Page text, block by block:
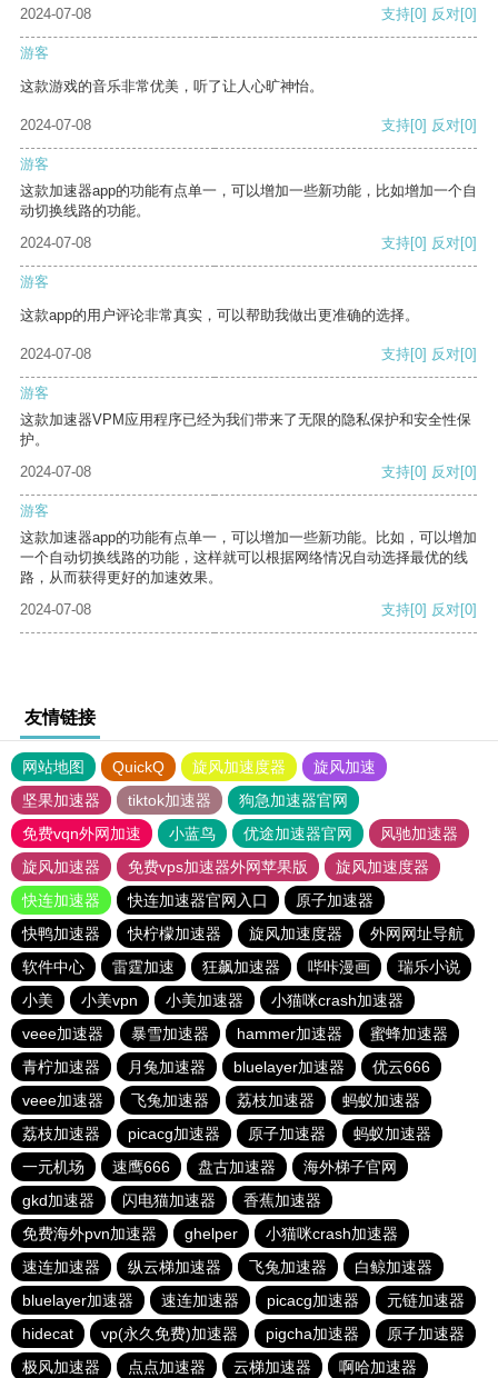
2024-07-08
支持[0] 反对[0]
游客
这款游戏的音乐非常优美，听了让人心旷神怡。
2024-07-08 支持[0] 反对[0]
游客
这款加速器app的功能有点单一，可以增加一些新功能，比如增加一个自
动切换线路的功能。
2024-07-08
支持[0] 反对[0]
游客
这款app的用户评论非常真实，可以帮助我做出更准确的选择。
2024-07-08 支持[0] 反对[0]
游客
这款加速器VPM应用程序已经为我们带来了无限的隐私保护和安全性保
护。
2024-07-08
支持[0] 反对[0]
游客
这款加速器app的功能有点单一，可以增加一些新功能。比如，可以增加
一个自动切换线路的功能，这样就可以根据网络情况自动选择最优的线
路，从而获得更好的加速效果。
2024-07-08
支持[0] 反对[0]
友情链接
网站地图 QuickQ 旋风加速度器
旋风加速
坚果加速器
tiktok加速器
狗急加速器官网
免费vqn外网加速
小蓝鸟 优途加速器官网
风驰加速器
旋风加速器
免费vps加速器外网苹果版
旋风加速度器
快连加速器
快连加速器官网入口
原子加速器
快鸭加速器
快柠檬加速器 旋风加速度器
外网网址导航
软件中心
雷霆加速 狂飙加速器 哔咔漫画
瑞乐小说
小美
小美vpn 小美加速器
小猫咪crash加速器
veee加速器
暴雪加速器 hammer加速器
蜜蜂加速器
青柠加速器
月兔加速器 bluelayer加速器
优云666
veee加速器
飞兔加速器 荔枝加速器
蚂蚁加速器
荔枝加速器
picacg加速器 原子加速器
蚂蚁加速器
一元机场
速鹰666 盘古加速器
海外梯子官网
gkd加速器
闪电猫加速器
香蕉加速器
免费海外pvn加速器
ghelper
小猫咪crash加速器
速连加速器
纵云梯加速器 飞兔加速器
白鲸加速器
bluelayer加速器
速连加速器 picacg加速器
元链加速器
hidecat
vp(永久免费)加速器 pigcha加速器
原子加速器
极风加速器
点点加速器 云梯加速器 啊哈加速器